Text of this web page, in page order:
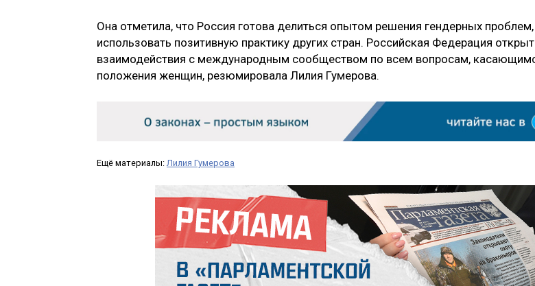
Она отметила, что Россия готова делиться опытом решения гендерных
использовать позитивную практику других стран. Российская Федерация
взаимодействия с международным сообществом по всем вопросам,
положения женщин, резюмировала Лилия Гумерова.
Ещё материалы: Лилия Гумерова